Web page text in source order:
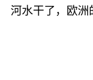
河水干了，欧洲